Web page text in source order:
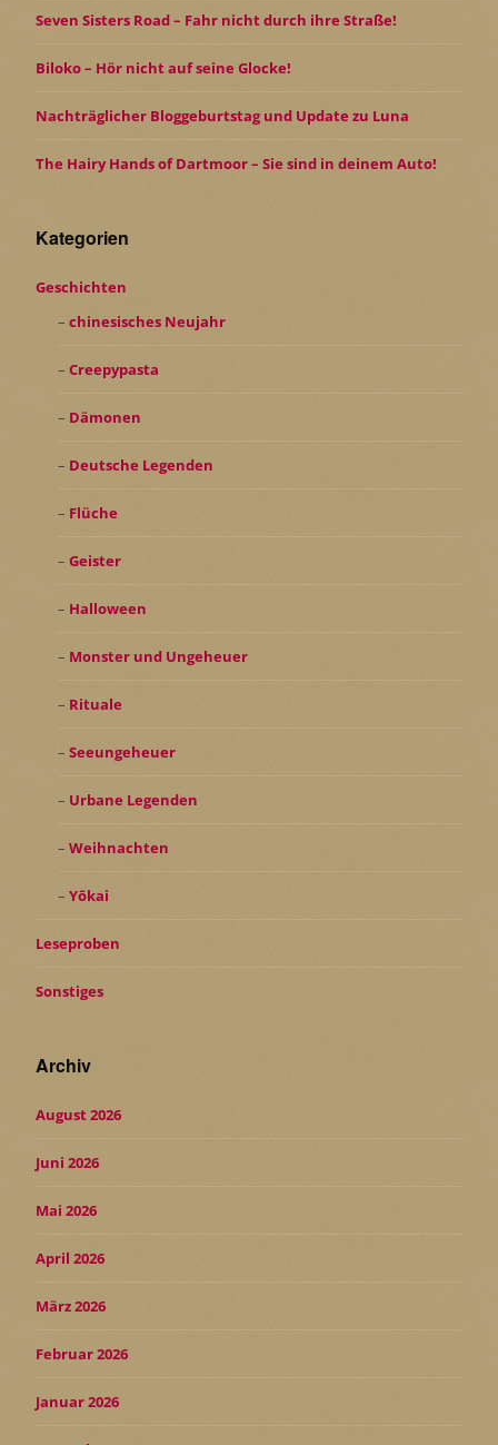
Seven Sisters Road – Fahr nicht durch ihre Straße!
Biloko – Hör nicht auf seine Glocke!
Nachträglicher Bloggeburtstag und Update zu Luna
The Hairy Hands of Dartmoor – Sie sind in deinem Auto!
Kategorien
Geschichten
chinesisches Neujahr
Creepypasta
Dämonen
Deutsche Legenden
Flüche
Geister
Halloween
Monster und Ungeheuer
Rituale
Seeungeheuer
Urbane Legenden
Weihnachten
Yōkai
Leseproben
Sonstiges
Archiv
August 2026
Juni 2026
Mai 2026
April 2026
März 2026
Februar 2026
Januar 2026